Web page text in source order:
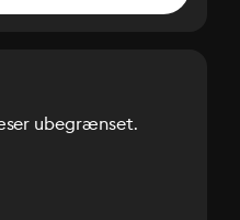
ubegrænset.